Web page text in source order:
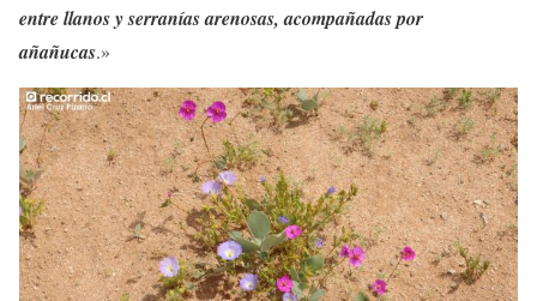
entre llanos y serranías arenosas, acompañadas por
añañucas.»